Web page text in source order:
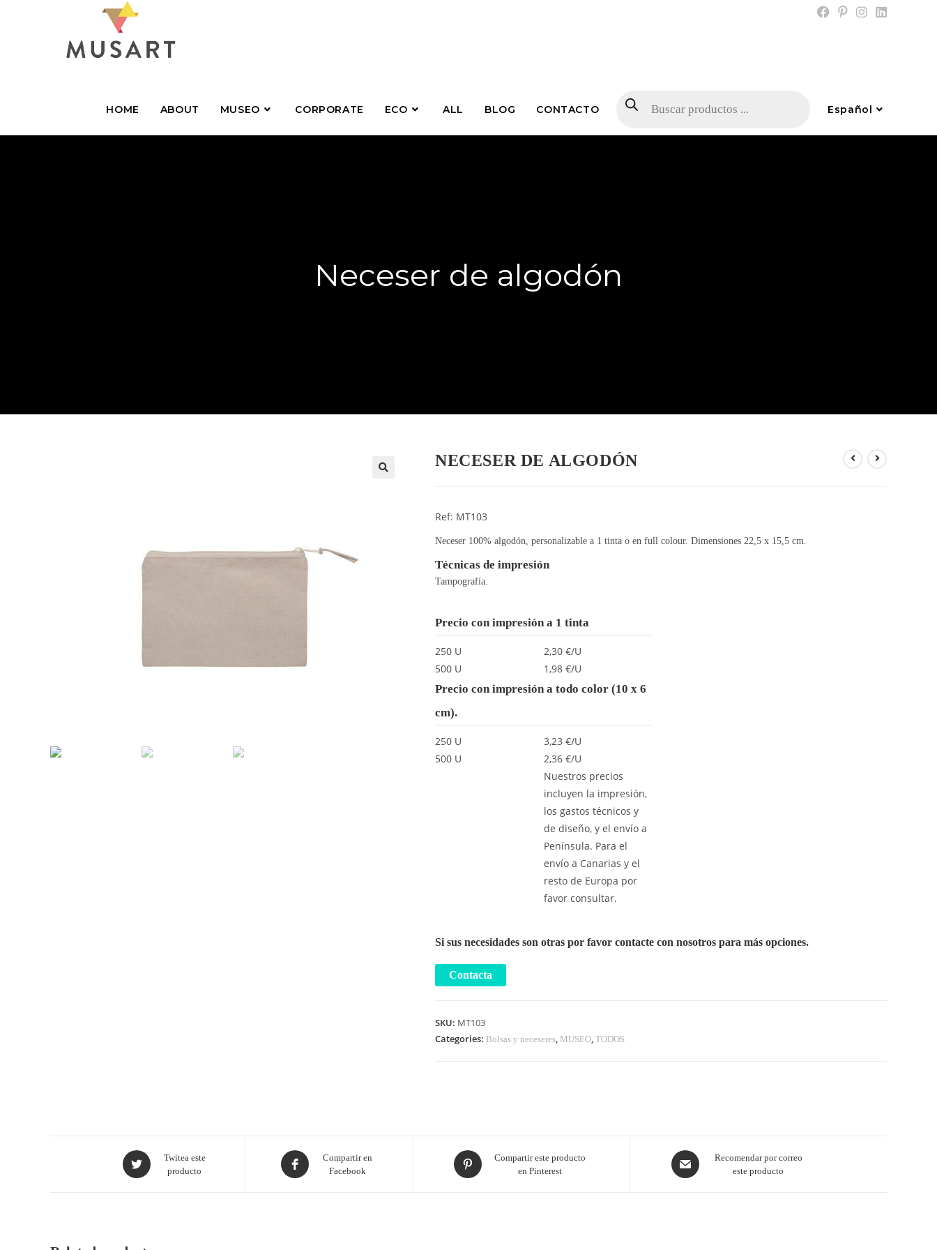
HOME ABOUT MUSEO CORPORATE ECO ALL BLOG CONTACTO Español
Neceser de algodón
NECESER DE ALGODÓN
Ref: MT103
Neceser 100% algodón, personalizable a 1 tinta o en full colour. Dimensiones 22,5 x 15,5 cm.
Técnicas de impresión
Tampografía.
Precio con impresión a 1 tinta
250 U
500 U
2,30 €/U
1,98 €/U
Precio con impresión a todo color (10 x 6
cm).
250 U
500 U
3,23 €/U
2,36 €/U
Nuestros precios
incluyen la impresión,
los gastos técnicos y
de diseño, y el envío a
Península. Para el
envío a Canarias y el
resto de Europa por
favor consultar.
Si sus necesidades son otras por favor contacte con nosotros para más opciones.
SKU: MT103
Categories: Bolsas y neceseres, MUSEO, TODOS
Twitea este
producto
Compartir en
Facebook
Compartir este producto
en Pinterest
Recomendar por correo
este producto